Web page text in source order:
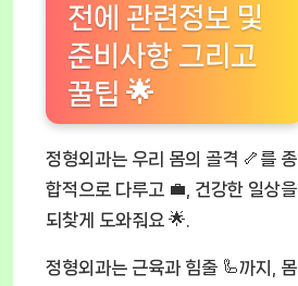
전에 관련정보 및
준비사항 그리고
꿀팁 🌟
정형외과는 우리 몸의 골격 🦴를 종
합적으로 다루고 💼, 건강한 일상을
되찾게 도와줘요 🌟.
정형외과는 근육과 힘줄 🦾까지, 몸